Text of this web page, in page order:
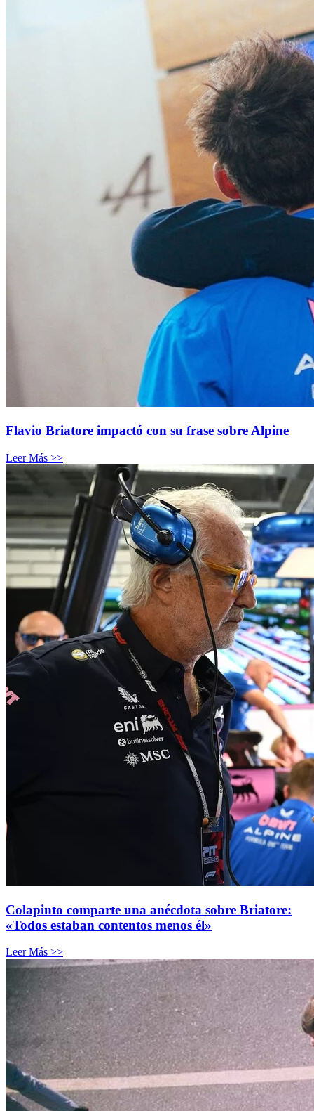
Flavio Briatore impactó con su frase sobre Alpine
Leer Más >>
Colapinto comparte una anécdota sobre Briatore:
«Todos estaban contentos menos él»
Leer Más >>